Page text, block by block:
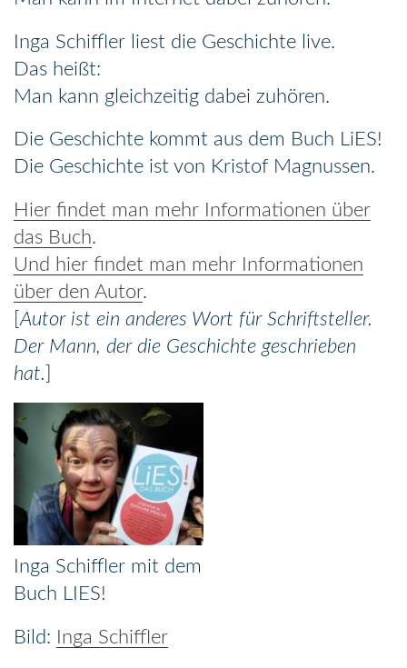
Inga Schiffler liest die Geschichte live.
Das heißt:
Man kann gleichzeitig dabei zuhören.
Die Geschichte kommt aus dem Buch LiES!
Die Geschichte ist von Kristof Magnussen.
Hier findet man mehr Informationen über
das Buch.
Und hier findet man mehr Informationen
über den Autor.
Autor ist ein anderes Wort für Schriftsteller.
Der Mann, der die Geschichte geschrieben
hat.
Inga Schiffler mit dem
Buch LIES!
Inga Schiffler